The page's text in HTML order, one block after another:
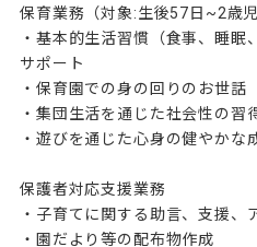
保育業務（対象:生後57日~2歳
・基本的生活習慣（食事、睡眠
サポート
・保育園での身の回りのお世話
・集団生活を通じた社会性の習
・遊びを通じた心身の健やかな
保護者対応支援業務
・子育てに関する助言、支援、
・園だより等の配布物作成